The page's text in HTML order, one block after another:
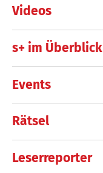
Videos
s+ im Überblick
Events
Rätsel
Leserreporter